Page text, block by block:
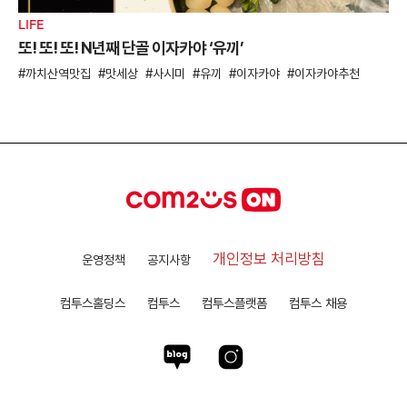
LIFE
또! 또! 또! N년째 단골 이자카야 ‘유끼’
까치산역맛집 맛세상 사시미 유끼 이자카야 이자카야추천
운영정책 공지사항 개인정보 처리방침
컴투스홀딩스 컴투스 컴투스플랫폼 컴투스 채용